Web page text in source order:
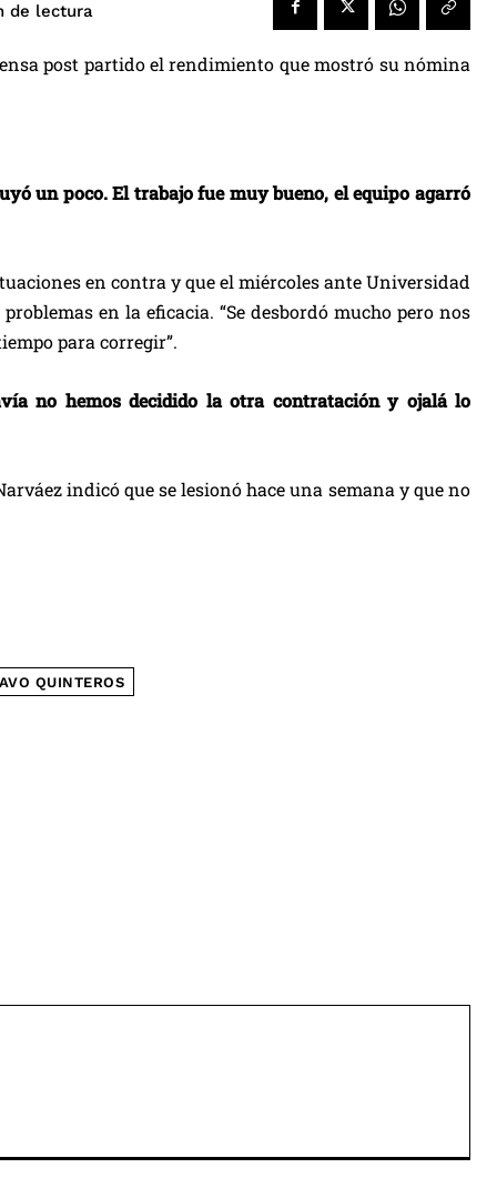
de lectura
post partido el rendimiento que mostró su nómina
un poco. El trabajo fue muy bueno, el equipo agarró
en contra y que el miércoles ante Universidad
en la eficacia. “Se desbordó mucho pero nos
para corregir”.
no hemos decidido la otra contratación y ojalá lo
indicó que se lesionó hace una semana y que no
QUINTEROS